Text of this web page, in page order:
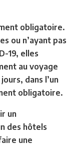
obligatoire.
ou n’ayant pas
19, elles
au voyage
dans l’un
obligatoire.
un
des hôtels
une